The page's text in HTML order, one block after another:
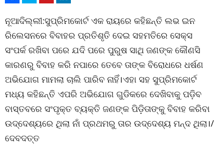
ନୂଆଦିଲ୍ଲୀ:ସୁପ୍ରିମକୋର୍ଟ ଏକ ରାୟରେ କହିଛନ୍ତି ଲଭ ଇନ
ରିଲେସନରେ ବିବାହର ପ୍ରତିଶୃତି ଦେଇ ସହମତିରେ ସେକ୍ସ
ସଂପର୍କ ରଖିବା ପରେ ଯଦି ପରେ ପୁରୁଷ ସାଥି ଜଣଙ୍କ କୌଣସି
କାରଣରୁ ବିବାହ କରି ନପାରେ ତେବେ ତାଙ୍କ ବିରୋଧରେ ଧର୍ଷଣ
ଅଭିଯୋଗ ମାମଲା ଚାଲି ପାରିବ ନାହିଁ।ଏହା ସହ ସୁପ୍ରିମକୋର୍ଟ
ମଧ୍ୟ କହିଛନ୍ତି ଏପରି ଅଭିଯୋଗ ଗୁଡିକରେ ଦେଖିବାକୁ ପଡ଼ିବ
ବାସ୍ତବରେ ସଂପୃକ୍ତ ବ୍ୟକ୍ତି ଜଣଙ୍କ ପିଡ଼ିତାଙ୍କୁ ବିବାହ କରିବା
ଉଦ୍ଦେଶ୍ୟରେ ଥିଲା ନାଁ ପ୍ରଥମରୁ ତାର ଉଦ୍ଦେଶ୍ୟ ମନ୍ଦ ଥିଲା।/
ଦେବଦତ୍ତ